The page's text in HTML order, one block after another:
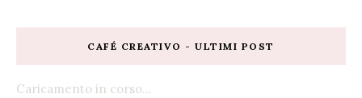
CAFÉ CREATIVO - ULTIMI POST
Caricamento in corso...